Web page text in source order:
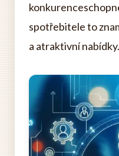
spotřebitele to
a atraktivní nabídky.